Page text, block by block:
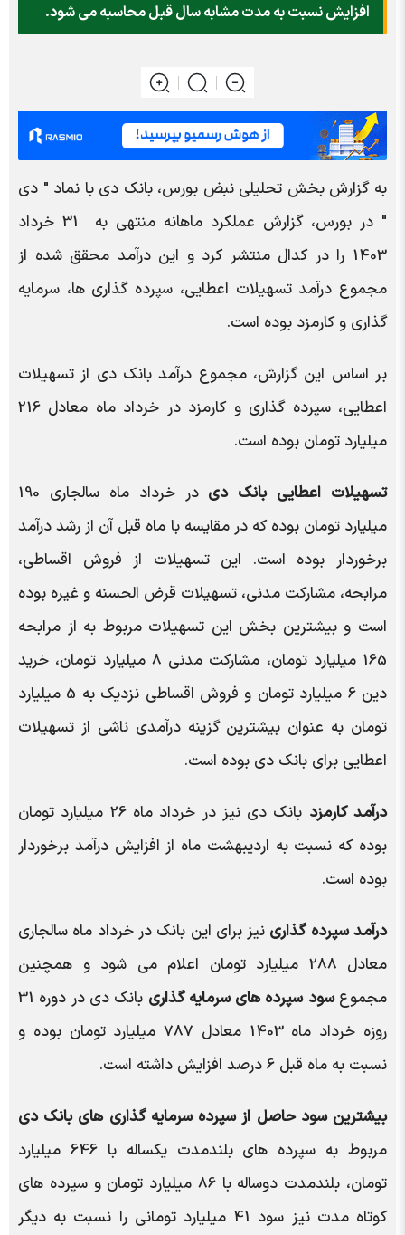
افزایش نسبت به مدت مشابه سال قبل محاسبه می شود.
به گزارش بخش تحلیلی نبض بورس، بانک دی با نماد " دی
" در بورس، گزارش عملکرد ماهانه منتهی به 31 خرداد
1403 را در کدال منتشر کرد و این درآمد محقق شده از
مجموع درآمد تسهیلات اعطایی، سپرده گذاری ها، سرمایه
گذاری و کارمزد بوده است.
بر اساس این گزارش، مجموع درآمد بانک دی از تسهیلات
اعطایی، سپرده گذاری و کارمزد در خرداد ماه معادل 216
میلیارد تومان بوده است.
تسهیلات اعطایی بانک دی
در خرداد ماه سالجاری 190
میلیارد تومان بوده که در مقایسه با ماه قبل آن از رشد درآمد
برخوردار بوده است. این تسهیلات از فروش اقساطی،
مرابحه، مشارکت مدنی، تسهیلات قرض الحسنه و غیره بوده
است و بیشترین بخش این تسهیلات مربوط به از مرابحه
165 میلیارد تومان، مشارکت مدنی 8 میلیارد تومان، خرید
دین 6 میلیارد تومان و فروش اقساطی نزدیک به 5 میلیارد
تومان به عنوان بیشترین گزینه درآمدی ناشی از تسهیلات
اعطایی برای بانک دی بوده است.
درآمد کارمزد
بانک دی نیز در خرداد ماه 26 میلیارد تومان
بوده که نسبت به اردیبهشت ماه از افزایش درآمد برخوردار
بوده است.
درآمد سپرده گذاری نیز برای این بانک در خرداد ماه سالجاری
معادل 288 میلیارد تومان اعلام می شود و همچنین
مجموعسود سپرده های سرمایه گذاری
بانک دی در دوره 31
روزه خرداد ماه 1403 معادل 787 میلیارد تومان بوده و
نسبت به ماه قبل 6 درصد افزایش داشته است.
بیشترین سود حاصل از سپرده سرمایه گذاری های بانک دی
مربوط به سپرده های بلندمدت یکساله با 646 میلیارد
تومان، بلندمدت دوساله با 86 میلیارد تومان و سپرده های
کوتاه مدت نیز سود 41 میلیارد تومانی را نسبت به دیگر